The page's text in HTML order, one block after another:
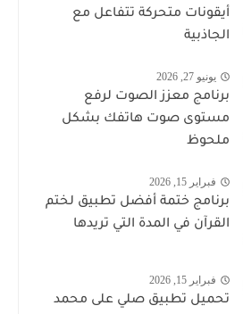
أيقونات متحركة تتفاعل مع
الجاذبية
يونيو 27, 2026
برنامج معزز الصوت لرفع
مستوى صوت هاتفك بشكل
ملحوظ
فبراير 15, 2026
برنامج ختمة أفضل تطبيق لختم
القرآن في المدة التي تريدها
فبراير 15, 2026
تحميل تطبيق صلي على محمد